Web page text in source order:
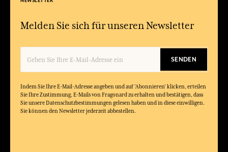
Melden Sie sich für unseren Newsletter
SENDEN
Indem Sie Ihre E-Mail-Adresse angeben und auf 'Abonnieren' klicken, erteilen
Sie Ihre Zustimmung, E-Mails von Fragonard zu erhalten und bestätigen, dass
Sie unsere Datenschutzbestimmungen gelesen haben und in diese einwilligen.
Sie können den Newsletter jederzeit abbestellen.